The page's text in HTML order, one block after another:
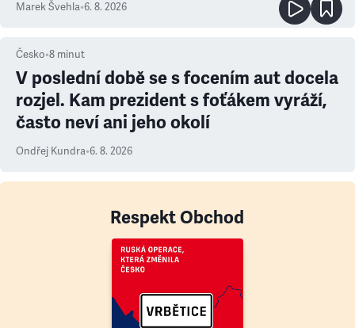
Marek Švehla•6. 8. 2026
Česko•8 minut
V poslední době se s focením aut docela
rozjel. Kam prezident s foťákem vyráží,
často neví ani jeho okolí
Ondřej Kundra•6. 8. 2026
Respekt Obchod